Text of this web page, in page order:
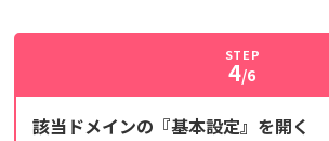
STEP
4/6
該当ドメインの『基本設定』を開く